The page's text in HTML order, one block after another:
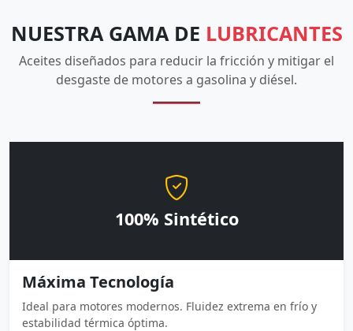
NUESTRA GAMA DE LUBRICANTES
Aceites diseñados para reducir la fricción y mitigar el
desgaste de motores a gasolina y diésel.
100% Sintético
Máxima Tecnología
Ideal para motores modernos. Fluidez extrema en frío y
estabilidad térmica óptima.